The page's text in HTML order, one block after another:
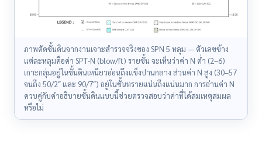
ภาพตัดชั้นดินจากงานเจาะสำรวจจริงของ SPN 5 หลุม — ตัวเลขข้าง
แต่ละหลุมคือค่า SPT-N (blow/ft) รายชั้น จะเห็นว่าค่า N ต่ำ (2–6)
เกาะกลุ่มอยู่ในชั้นดินเหนียวอ่อนถึงแข็งปานกลาง ส่วนค่า N สูง (30–57
จนถึง 50/2″ และ 90/7″) อยู่ในชั้นทรายแน่นถึงแน่นมาก การอ่านค่า N
ควบคู่กับคำอธิบายชั้นดินแบบนี้ช่วยตรวจสอบว่าค่าที่ได้สมเหตุสมผล
หรือไม่